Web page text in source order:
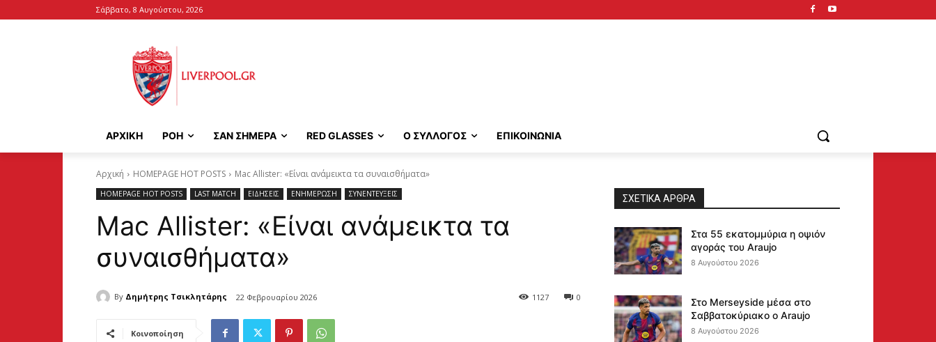
Σάββατο, 8 Αυγούστου, 2026
ΑΡΧΙΚΉ ΡΟΗ ΣΑΝ ΣΗΜΕΡΑ RED GLASSES Ο ΣΥΛΛΟΓΟΣ ΕΠΙΚΟΙΝΩΝΙΑ
Αρχική HOMEPAGE HOT POSTS Mac Allister: «Είναι ανάμεικτα τα συναισθήματα»
HOMEPAGE HOT POSTS LAST MATCH ΕΙΔΗΣΕΙΣ ΕΝΗΜΕΡΩΣΗ ΣΥΝΕΝΤΕΥΞΕΙΣ
Mac Allister: «Είναι ανάμεικτα τα
συναισθήματα»
By Δημήτρης Τσικλητάρης 22 Φεβρουαρίου 2026 0
1127
Κοινοποίηση
ΣΧΕΤΙΚΆ ΆΡΘΡΑ
Στα 55 εκατομμύρια η οψιόν
αγοράς του Araujo
8 Αυγούστου 2026
Στο Merseyside μέσα στο
Σαββατοκύριακο ο Araujo
8 Αυγούστου 2026